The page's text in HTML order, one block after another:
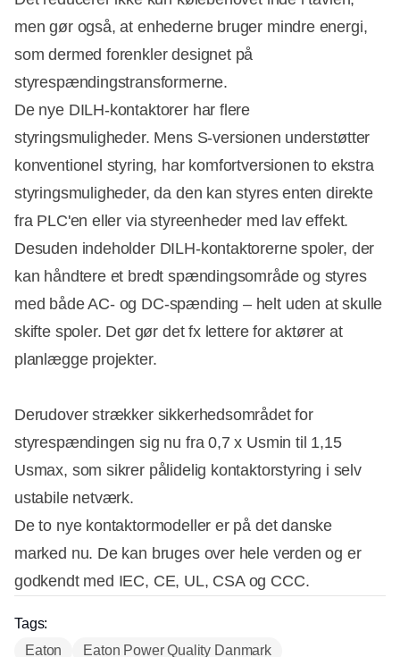
men gør også, at enhederne bruger mindre energi,
som dermed forenkler designet på
styrespændingstransformerne.
De nye DILH-kontaktorer har flere
styringsmuligheder. Mens S-versionen understøtter
konventionel styring, har komfortversionen to ekstra
styringsmuligheder, da den kan styres enten direkte
fra PLC'en eller via styreenheder med lav effekt.
Desuden indeholder DILH-kontaktorerne spoler, der
kan håndtere et bredt spændingsområde og styres
med både AC- og DC-spænding – helt uden at skulle
skifte spoler. Det gør det fx lettere for aktører at
planlægge projekter.
Derudover strækker sikkerhedsområdet for
styrespændingen sig nu fra 0,7 x Usmin til 1,15
Usmax, som sikrer pålidelig kontaktorstyring i selv
ustabile netværk.
De to nye kontaktormodeller er på det danske
marked nu. De kan bruges over hele verden og er
godkendt med IEC, CE, UL, CSA og CCC.
Tags:
Eaton
Eaton Power Quality Danmark